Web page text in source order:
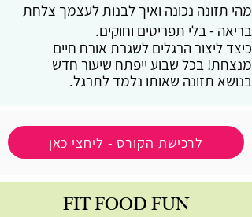
מהי תזונה נכונה ואיך לבנות לעצמך צלחת
בריאה - בלי תפריטים וחוקים.
כיצד ליצור הרגלים לשגרת אורח חיים
מנצחת! בכל שבוע ייפתח שיעור חדש
בנושא תזונה שאותו נלמד לתרגל.
לרכישת הקורס - ליחצי כאן
FIT FOOD FUN